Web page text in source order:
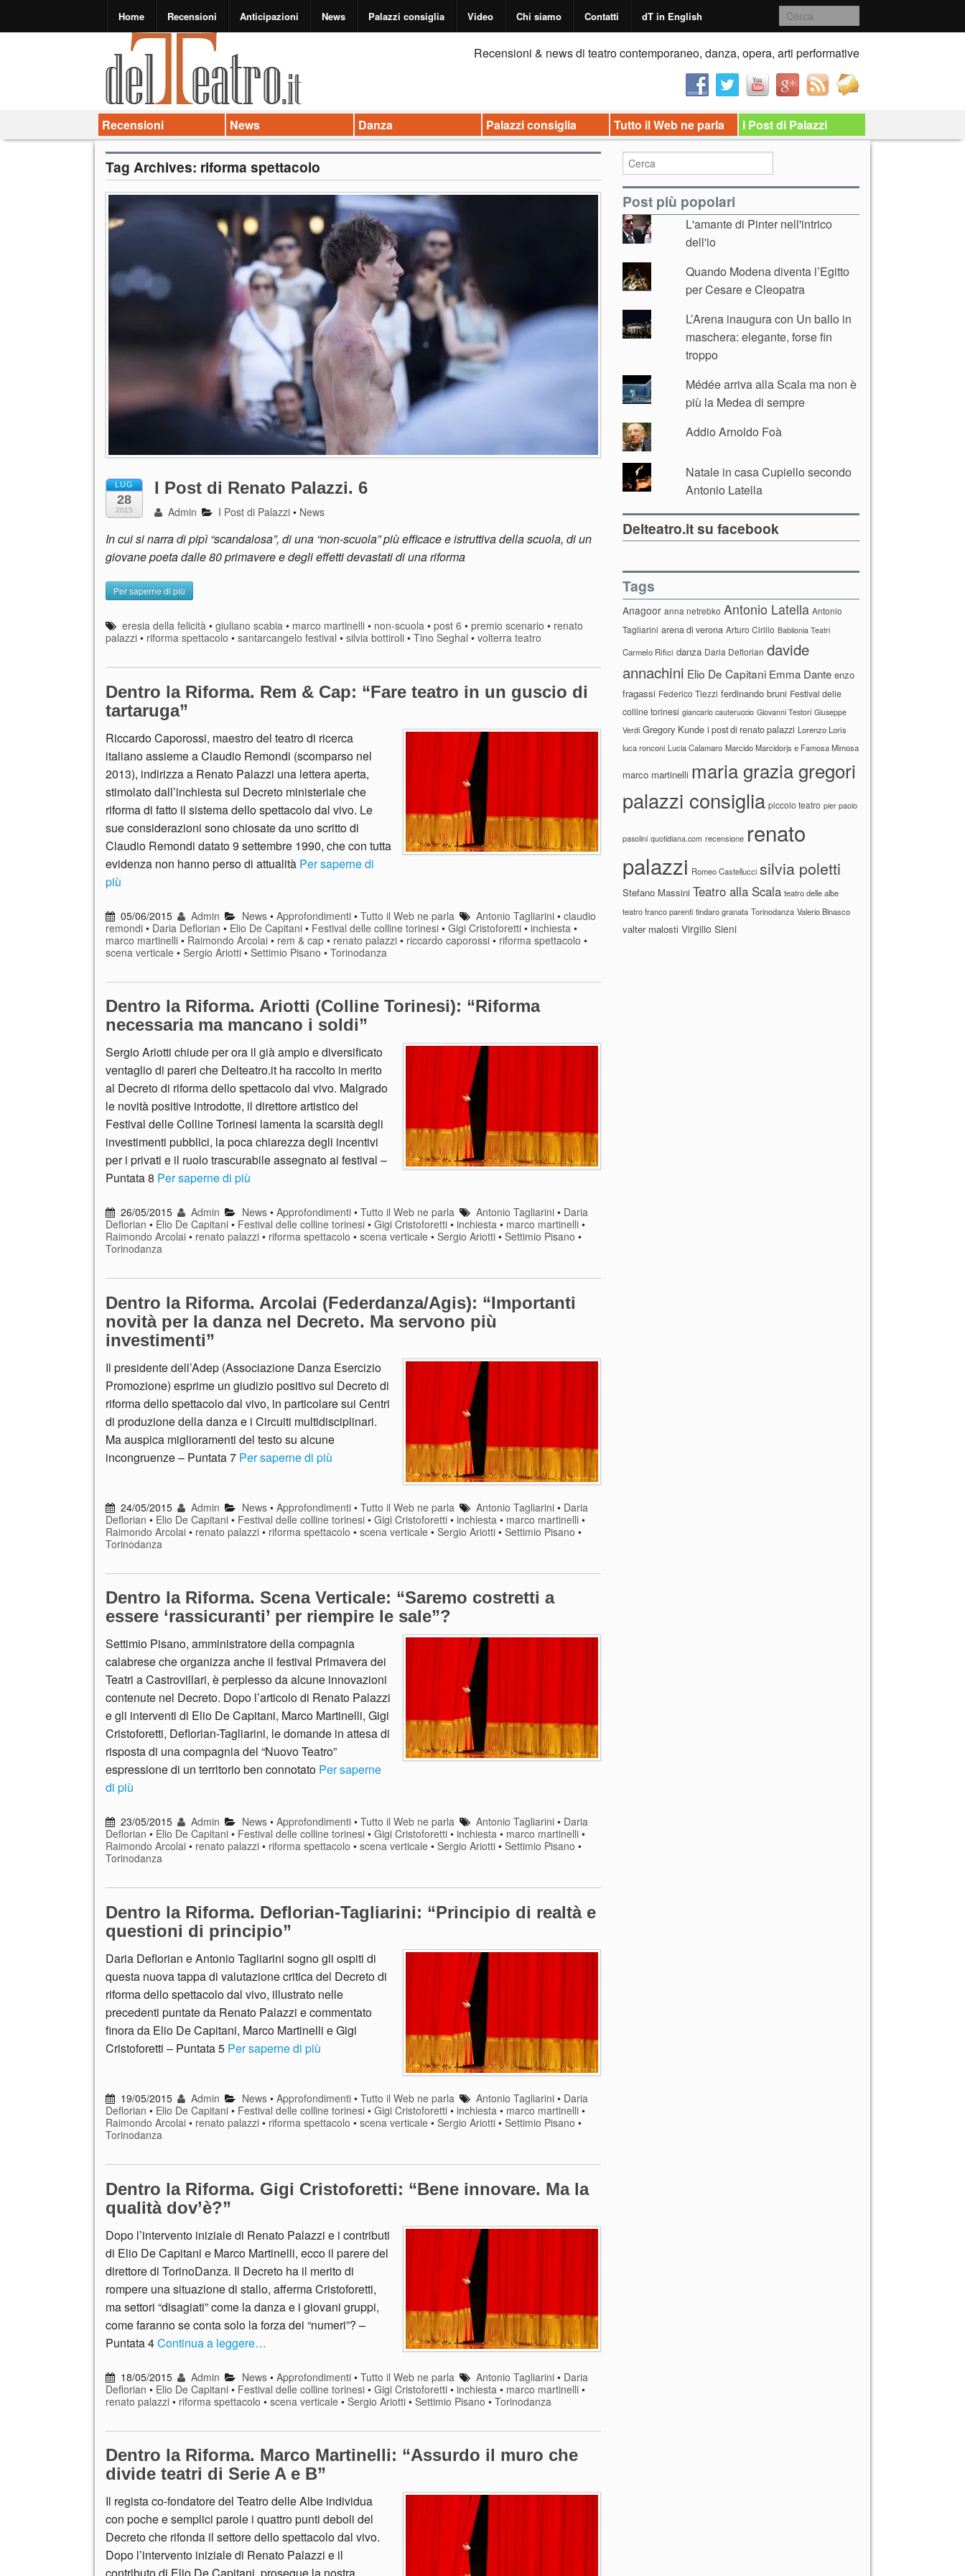
Home Recensioni Anticipazioni News Palazzi consiglia Video Chi siamo Contatti dT in English
Recensioni & news di teatro contemporaneo, danza, opera, arti performative
Recensioni News Danza Palazzi consiglia Tutto il Web ne parla I Post di Palazzi
Tag Archives: riforma spettacolo
LUG
28
2015
I Post di Renato Palazzi. 6
Admin I Post di Palazzi • News
In cui si narra di pipì “scandalosa”, di una “non-scuola” più efficace e istruttiva della scuola, di un
giovane poeta dalle 80 primavere e degli effetti devastati di una riforma
Per saperne di più
eresia della felicità •giuliano scabia • marco martinelli • non-scuola •post 6 •premio scenario • renato
palazzi • riforma spettacolo • santarcangelo festival • silvia bottiroli • Tino Seghal • volterra teatro
Dentro la Riforma. Rem & Cap: “Fare teatro in un guscio di
tartaruga”
Riccardo Caporossi, maestro del teatro di ricerca
italiano assieme a Claudio Remondi (scomparso nel
2013), indirizza a Renato Palazzi una lettera aperta,
stimolato dall’inchiesta sul Decreto ministeriale che
riforma di fatto il sistema dello spettacolo dal vivo. Le
sue considerazioni sono chiosate da uno scritto di
Claudio Remondi datato 9 settembre 1990, che con tutta
evidenza non hanno perso di attualità Per saperne di
più
05/06/2015 Admin News• Approfondimenti• Tutto il Web ne parla Antonio Tagliarini• claudio
remondi • Daria Deflorian • Elio De Capitani • Festival delle colline torinesi • Gigi Cristoforetti • inchiesta •
marco martinelli • Raimondo Arcolai • rem & cap • renato palazzi • riccardo caporossi • riforma spettacolo •
scena verticale • Sergio Ariotti • Settimio Pisano • Torinodanza
Dentro la Riforma. Ariotti (Colline Torinesi): “Riforma
necessaria ma mancano i soldi”
Sergio Ariotti chiude per ora il già ampio e diversificato
ventaglio di pareri che Delteatro.it ha raccolto in merito
al Decreto di riforma dello spettacolo dal vivo. Malgrado
le novità positive introdotte, il direttore artistico del
Festival delle Colline Torinesi lamenta la scarsità degli
investimenti pubblici, la poca chiarezza degli incentivi
per i privati e il ruolo trascurabile assegnato ai festival –
Puntata 8 Per saperne di più
26/05/2015 Admin News• Approfondimenti• Tutto il Web ne parla Antonio Tagliarini• Daria
Deflorian • Elio De Capitani • Festival delle colline torinesi • Gigi Cristoforetti • inchiesta • marco martinelli •
Raimondo Arcolai • renato palazzi • riforma spettacolo • scena verticale • Sergio Ariotti • Settimio Pisano •
Torinodanza
Dentro la Riforma. Arcolai (Federdanza/Agis): “Importanti
novità per la danza nel Decreto. Ma servono più
investimenti”
Il presidente dell’Adep (Associazione Danza Esercizio
Promozione) esprime un giudizio positivo sul Decreto di
riforma dello spettacolo dal vivo, in particolare sui Centri
di produzione della danza e i Circuiti multidisciplinari.
Ma auspica miglioramenti del testo su alcune
incongruenze – Puntata 7 Per saperne di più
24/05/2015 Admin News• Approfondimenti• Tutto il Web ne parla Antonio Tagliarini• Daria
Deflorian • Elio De Capitani • Festival delle colline torinesi • Gigi Cristoforetti • inchiesta • marco martinelli •
Raimondo Arcolai • renato palazzi • riforma spettacolo • scena verticale • Sergio Ariotti • Settimio Pisano •
Torinodanza
Dentro la Riforma. Scena Verticale: “Saremo costretti a
essere ‘rassicuranti’ per riempire le sale”?
Settimio Pisano, amministratore della compagnia
calabrese che organizza anche il festival Primavera dei
Teatri a Castrovillari, è perplesso da alcune innovazioni
contenute nel Decreto. Dopo l’articolo di Renato Palazzi
e gli interventi di Elio De Capitani, Marco Martinelli, Gigi
Cristoforetti, Deflorian-Tagliarini, le domande in attesa di
risposta di una compagnia del “Nuovo Teatro”
espressione di un territorio ben connotato Per saperne
di più
23/05/2015 Admin News• Approfondimenti• Tutto il Web ne parla Antonio Tagliarini• Daria
Deflorian • Elio De Capitani • Festival delle colline torinesi • Gigi Cristoforetti • inchiesta • marco martinelli •
Raimondo Arcolai • renato palazzi • riforma spettacolo • scena verticale • Sergio Ariotti • Settimio Pisano •
Torinodanza
Dentro la Riforma. Deflorian-Tagliarini: “Principio di realtà e
questioni di principio”
Daria Deflorian e Antonio Tagliarini sogno gli ospiti di
questa nuova tappa di valutazione critica del Decreto di
riforma dello spettacolo dal vivo, illustrato nelle
precedenti puntate da Renato Palazzi e commentato
finora da Elio De Capitani, Marco Martinelli e Gigi
Cristoforetti – Puntata 5 Per saperne di più
19/05/2015 Admin News• Approfondimenti• Tutto il Web ne parla Antonio Tagliarini• Daria
Deflorian • Elio De Capitani • Festival delle colline torinesi • Gigi Cristoforetti • inchiesta • marco martinelli •
Raimondo Arcolai • renato palazzi • riforma spettacolo • scena verticale • Sergio Ariotti • Settimio Pisano •
Torinodanza
Dentro la Riforma. Gigi Cristoforetti: “Bene innovare. Ma la
qualità dov’è?”
Dopo l’intervento iniziale di Renato Palazzi e i contributi
di Elio De Capitani e Marco Martinelli, ecco il parere del
direttore di TorinoDanza. Il Decreto ha il merito di
rompere una situazione di stallo, afferma Cristoforetti,
ma settori “disagiati” come la danza e i giovani gruppi,
come faranno se conta solo la forza dei “numeri”? –
Puntata 4Continua a leggere…
18/05/2015 Admin News• Approfondimenti• Tutto il Web ne parla Antonio Tagliarini• Daria
Deflorian • Elio De Capitani • Festival delle colline torinesi • Gigi Cristoforetti • inchiesta • marco martinelli •
renato palazzi • riforma spettacolo • scena verticale • Sergio Ariotti • Settimio Pisano • Torinodanza
Dentro la Riforma. Marco Martinelli: “Assurdo il muro che
divide teatri di Serie A e B”
Il regista co-fondatore del Teatro delle Albe individua
con poche e semplici parole i quattro punti deboli del
Decreto che rifonda il settore dello spettacolo dal vivo.
Dopo l’intervento iniziale di Renato Palazzi e il
Post più popolari
L'amante di Pinter nell'intrico
dell'io
Quando Modena diventa l’Egitto
per Cesare e Cleopatra
L’Arena inaugura con Un ballo in
maschera: elegante, forse fin
troppo
Médée arriva alla Scala ma non è
più la Medea di sempre
Addio Arnoldo Foà
Natale in casa Cupiello secondo
Antonio Latella
Delteatro.it su facebook
Tags
Anagoor anna netrebko Antonio Latella Antonio
Tagliarini arena di verona Arturo Cirillo Babilonia Teatri
Carmelo Rifici danza Daria Deflorian davide
annachini Elio De Capitani Emma Dante enzo
fragassi Federico Tiezzi ferdinando bruni Festival delle
colline torinesi giancarlo cauteruccio Giovanni Testori Giuseppe
Verdi Gregory Kunde i post di renato palazzi Lorenzo Loris
luca ronconi Lucia Calamaro Marcido Marcidorjs e Famosa Mimosa
marco martinelli maria grazia gregori
palazzi consiglia piccolo teatro pier paolo
pasolini quotidiana.com recensione renato
palazzi Romeo Castellucci silvia poletti
Stefano Massini Teatro alla Scala teatro delle albe
teatro franco parenti tindaro granata Torinodanza Valerio Binasco
valter malosti Virgilio Sieni